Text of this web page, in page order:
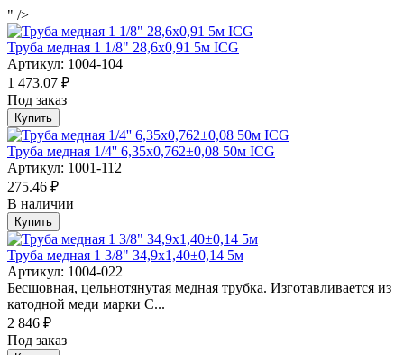
" />
Труба медная 1 1/8" 28,6х0,91 5м ICG
Артикул: 1004-104
1 473.07 ₽
Под заказ
Купить
Труба медная 1/4'' 6,35х0,762±0,08 50м ICG
Артикул: 1001-112
275.46 ₽
В наличии
Купить
Труба медная 1 3/8" 34,9х1,40±0,14 5м
Артикул: 1004-022
Бесшовная, цельнотянутая медная трубка. Изготавливается из
катодной меди марки C...
2 846 ₽
Под заказ